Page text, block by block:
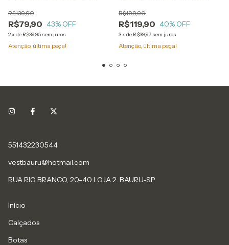
R$79,90
R$139,90
43% OFF
2x de R$39,95 sem juros
Atenção, última peça!
R$119,90
R$199,90
40% OFF
3x de R$39,97 sem juros
Atenção, última peça!
551432230544
vestbauru@hotmail.com
RUA RIO BRANCO, 20-40 LOJA 2. BAURU-SP
Início
Calçados
Botas